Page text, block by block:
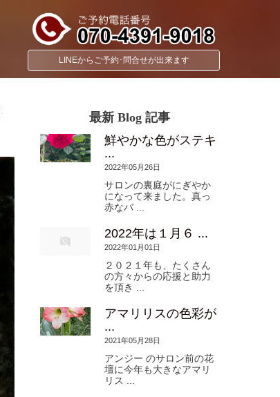
LINEからご予約･問合せが出来ます
最新 Blog 記事
鮮やかな色がステキ
...
2022年05月26日
サロンの裏庭がにぎやか
になって来ました。真っ
赤なバ ...
2022年は１月６ ...
2022年01月01日
２０２１年も、たくさん
の方々からの応援と助力
を頂き ...
アマリリスの色彩が
...
2021年05月28日
アンジー のサロン前の花
壇に今年も大きなアマリ
リス ...